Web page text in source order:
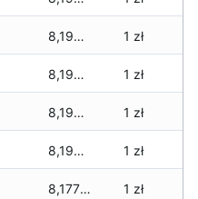
8,190 zł 1 zł
8,190 zł 1 zł
8,190 zł 1 zł
8,190 zł 1 zł
8,177 zł 1 zł